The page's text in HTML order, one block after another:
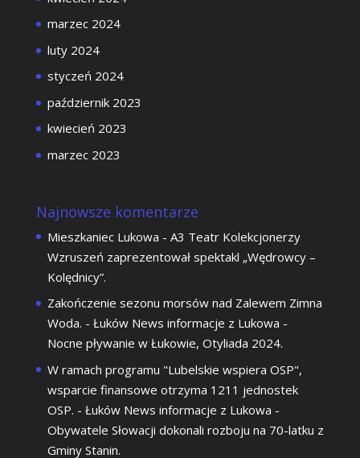
marzec 2024
luty 2024
styczeń 2024
październik 2023
kwiecień 2023
marzec 2023
Najnowsze komentarze
Mieszkaniec Lukowa - A3 Teatr Kolekcjonerzy
Wzruszeń zaprezentował spektakl „Wędrowcy –
Kolędnicy”.
Zakończenie sezonu morsów nad Zalewem Zimna
Woda. - Łuków News informacje z Lukowa -
Nocne pływanie w Łukowie, Otyliada 2024.
W ramach programu "Lubelskie wspiera OSP",
wsparcie finansowe otrzyma 1211 jednostek
OSP. - Łuków News informacje z Lukowa -
Obywatele Słowacji dokonali rozboju na 70-latku z
Gminy Stanin.